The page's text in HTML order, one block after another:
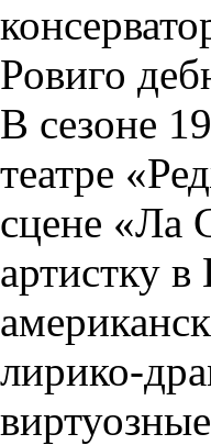
Ровиго
В сезоне
театре
сцене «Ла
артистку
лирико-